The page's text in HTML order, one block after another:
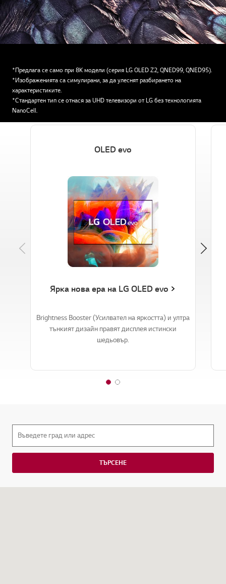
*Предлага се само при 8K модели (серия LG OLED Z2, QNED99, QNED95).
*Изображенията са симулирани, за да улеснят разбирането на
характеристиките.
*Стандартен тип се отнася за UHD телевизори от LG без технологията
NanoCell.
Previous
OLED evo
Ярка нова ера на LG OLED evo
Brightness Booster (Усилвател на яркостта) и ултра
тънкият дизайн правят дисплея истински
шедьовър.
1 2
ТЪРСЕНЕ